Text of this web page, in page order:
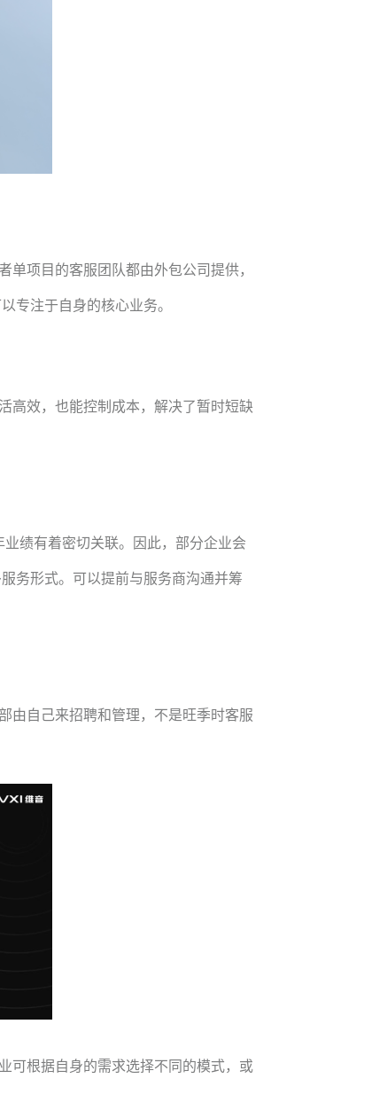
项目的客服团队都由外包公司提供，
专注于自身的核心业务。
高效，也能控制成本，解决了暂时短缺
绩有着密切关联。因此，部分企业会
务形式。可以提前与服务商沟通并筹
由自己来招聘和管理，不是旺季时客服
可根据自身的需求选择不同的模式，或